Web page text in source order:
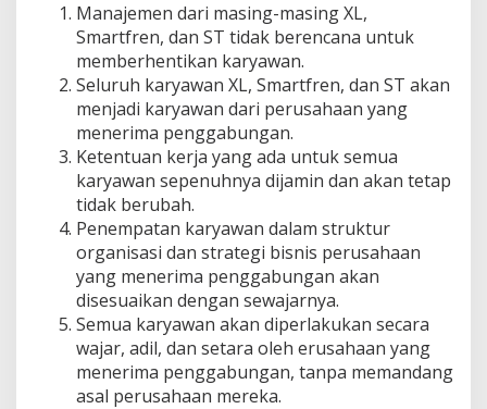
Manajemen dari masing-masing XL,
Smartfren, dan ST tidak berencana untuk
memberhentikan karyawan.
Seluruh karyawan XL, Smartfren, dan ST akan
menjadi karyawan dari perusahaan yang
menerima penggabungan.
Ketentuan kerja yang ada untuk semua
karyawan sepenuhnya dijamin dan akan tetap
tidak berubah.
Penempatan karyawan dalam struktur
organisasi dan strategi bisnis perusahaan
yang menerima penggabungan akan
disesuaikan dengan sewajarnya.
Semua karyawan akan diperlakukan secara
wajar, adil, dan setara oleh erusahaan yang
menerima penggabungan, tanpa memandang
asal perusahaan mereka.